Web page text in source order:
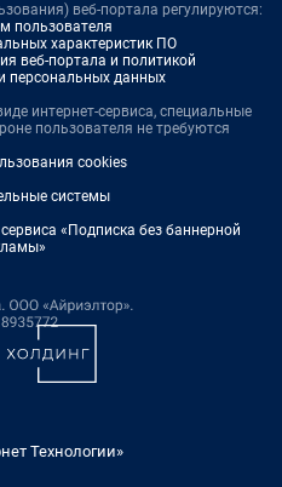
веб-портала регулируются:
пользователя
характеристик ПО
веб-портала и политикой
персональных данных
интернет-сервиса, специальные
пользователя не требуются
cookies
системы
«Подписка без баннерной
Технологии»